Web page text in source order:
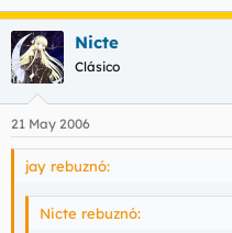
Nicte
Clásico
21 May 2006
jay rebuznó:
Nicte rebuznó: